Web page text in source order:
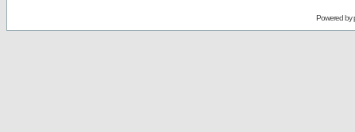
Powered by